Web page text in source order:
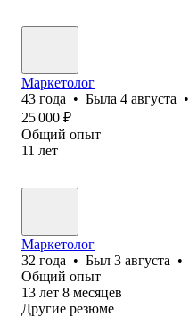
Маркетолог
43 года • Была 4 августа •
25 000 ₽
Общий опыт
11 лет
Маркетолог
32 года • Был 3 августа •
Общий опыт
13 лет 8 месяцев
Другие резюме